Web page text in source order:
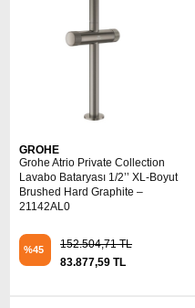
GROHE
Grohe Atrio Private Collection
Lavabo Bataryası 1/2’’ XL-Boyut
Brushed Hard Graphite –
21142AL0
%45
152.504,71 TL
83.877,59 TL